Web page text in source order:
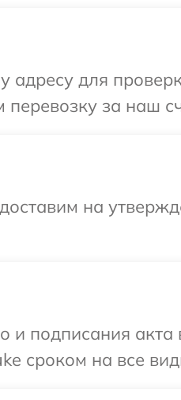
для
за наш
на
и подписания
сроком на все